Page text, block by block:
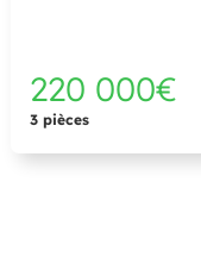
220 000€
3 pièces